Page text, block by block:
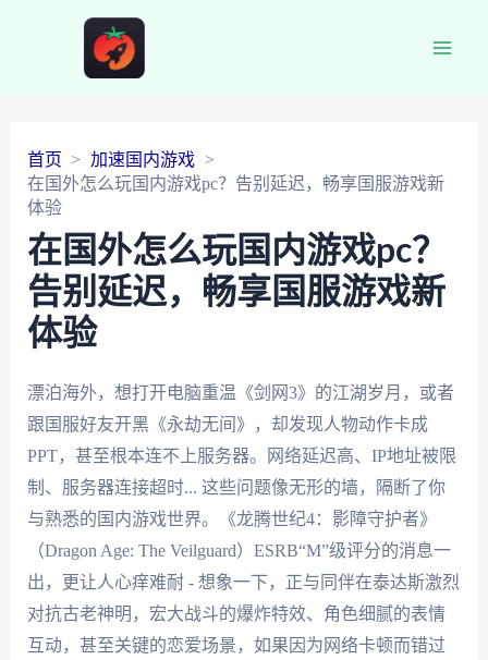
首页
加速国内游戏
在国外怎么玩国内游戏pc？告别延迟，畅享国服游戏新
体验
在国外怎么玩国内游戏pc？
告别延迟，畅享国服游戏新
体验
漂泊海外，想打开电脑重温《剑网3》的江湖岁月，或者
跟国服好友开黑《永劫无间》，却发现人物动作卡成
PPT，甚至根本连不上服务器。网络延迟高、IP地址被限
制、服务器连接超时... 这些问题像无形的墙，隔断了你
与熟悉的国内游戏世界。《龙腾世纪4：影障守护者》
（Dragon Age: The Veilguard）ESRB“M”级评分的消息一
出，更让人心痒难耐 - 想象一下，正与同伴在泰达斯激烈
对抗古老神明，宏大战斗的爆炸特效、角色细腻的表情
互动，甚至关键的恋爱场景，如果因为网络卡顿而错过